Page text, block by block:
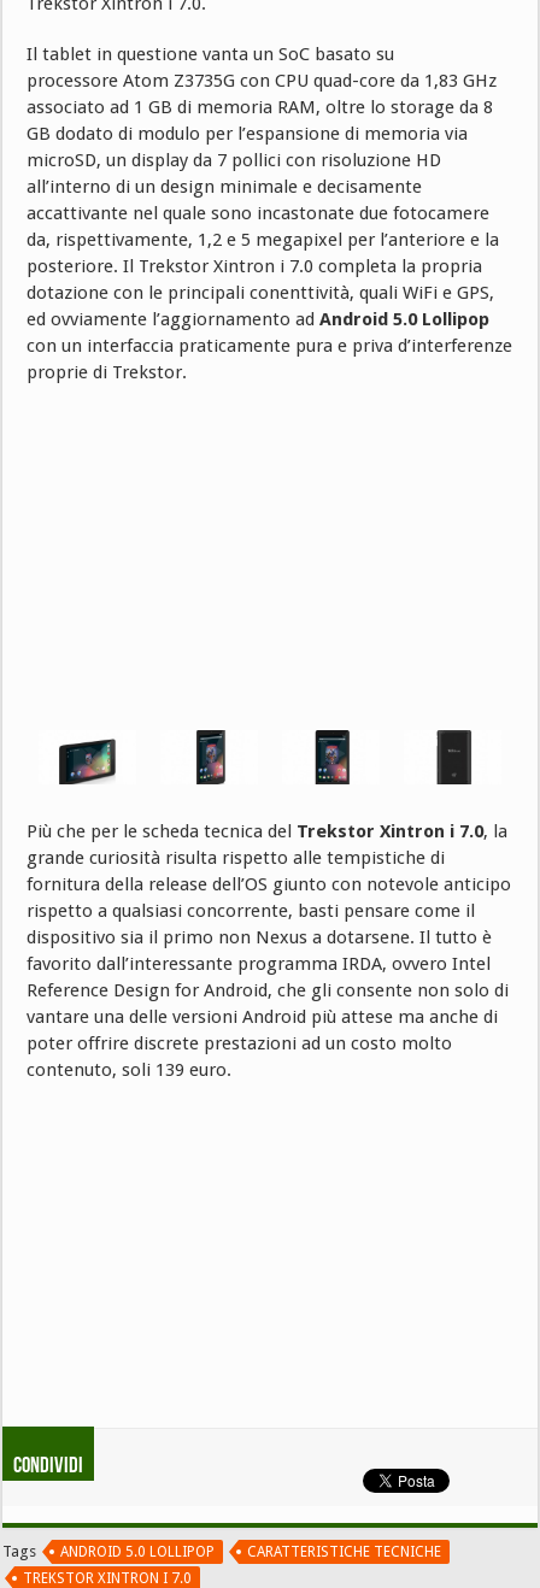
Il tablet in questione vanta un SoC basato su
processore Atom Z3735G con CPU quad-core da 1,83 GHz
associato ad 1 GB di memoria RAM, oltre lo storage da 8
GB dodato di modulo per l’espansione di memoria via
microSD, un display da 7 pollici con risoluzione HD
all’interno di un design minimale e decisamente
accattivante nel quale sono incastonate due fotocamere
da, rispettivamente, 1,2 e 5 megapixel per l’anteriore e la
posteriore. Il Trekstor Xintron i 7.0 completa la propria
dotazione con le principali conenttività, quali WiFi e GPS,
ed ovviamente l’aggiornamento adAndroid 5.0 Lollipop
con un interfaccia praticamente pura e priva d’interferenze
proprie di Trekstor.
Più che per le scheda tecnica del Trekstor Xintron i 7.0, la
grande curiosità risulta rispetto alle tempistiche di
fornitura della release dell’OS giunto con notevole anticipo
rispetto a qualsiasi concorrente, basti pensare come il
dispositivo sia il primo non Nexus a dotarsene. Il tutto è
favorito dall’interessante programma IRDA, ovvero Intel
Reference Design for Android, che gli consente non solo di
vantare una delle versioni Android più attese ma anche di
poter offrire discrete prestazioni ad un costo molto
contenuto, soli 139 euro.
Condividi
Tags ANDROID 5.0 LOLLIPOP
CARATTERISTICHE TECNICHE
TREKSTOR XINTRON I 7.0